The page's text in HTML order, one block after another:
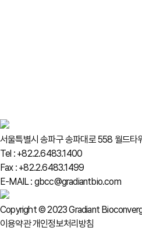
서울특별시 송파구 송파대로 558 월드타
Tel : +82.2.6483.1400
Fax : +82.2.6483.1499
E-MAIL : gbcc@gradiantbio.com
Copyright © 2023 Gradiant
이용약관개인정보처리방침